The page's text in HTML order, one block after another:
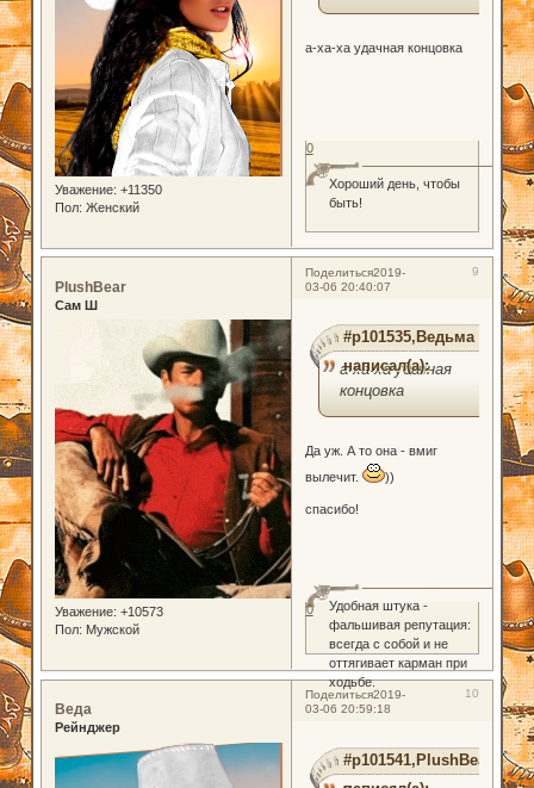
Уважение: +11350
Пол: Женский
а-ха-ха удачная концовка
Хороший день, чтобы
быть!
0
Поделиться 9
2019-
03-06 20:40:07
PlushBear
Сам Ш
Уважение: +10573
Пол: Мужской
#p101535,Ведьма
написал(а):
а-ха-ха удачная
концовка
Да уж. А то она - вмиг
вылечит.
))
спасибо!
Удобная штука -
фальшивая репутация:
всегда с собой и не
оттягивает карман при
ходьбе.
0
Поделиться 10
2019-
03-06 20:59:18
Веда
Рейнджер
#p101541,PlushBear